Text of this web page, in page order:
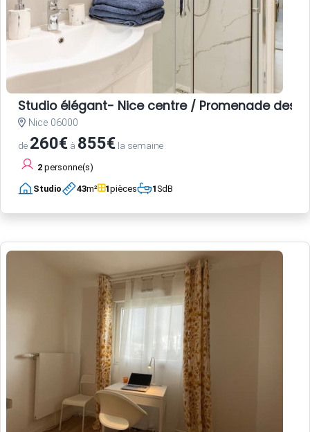
Studio élégant- Nice centre / Promenade des
Nice 06000
de 260€ à 855€ la semaine
2 personne(s)
Studio 43m² 1pièces 1SdB